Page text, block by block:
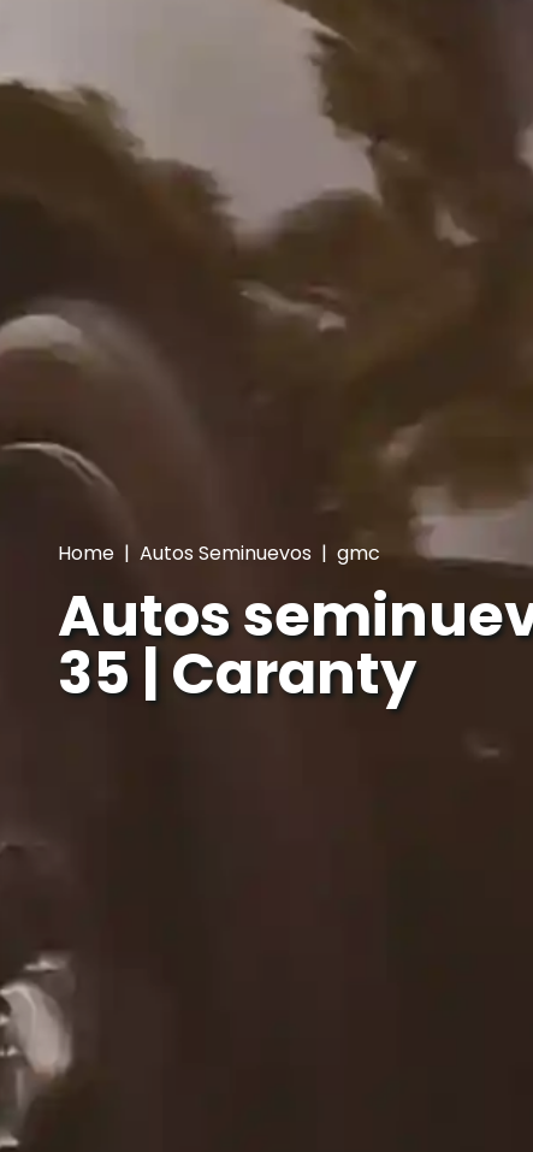
Home | Autos Seminuevos | gmc
Autos
35 | Caranty